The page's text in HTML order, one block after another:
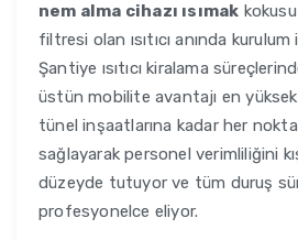
nem alma cihazı ısımak
filtresi olan ısıtıcı anında
Şantiye ısıtıcı kiralama
üstün mobilite avantajı en
tünel inşaatlarına kadar her
sağlayarak personel verimliliğini
düzeyde tutuyor ve tüm duruş
profesyonelce eliyor.